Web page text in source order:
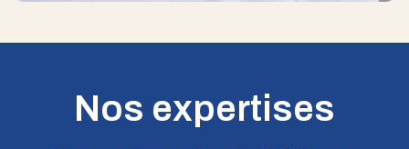
Nos expertises